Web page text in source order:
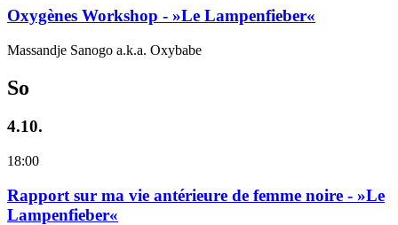
Oxygènes Workshop - »Le Lampenfieber«
Massandje Sanogo a.k.a. Oxybabe
So
4.10.
18:00
Rapport sur ma vie antérieure de femme noire - »Le
Lampenfieber«